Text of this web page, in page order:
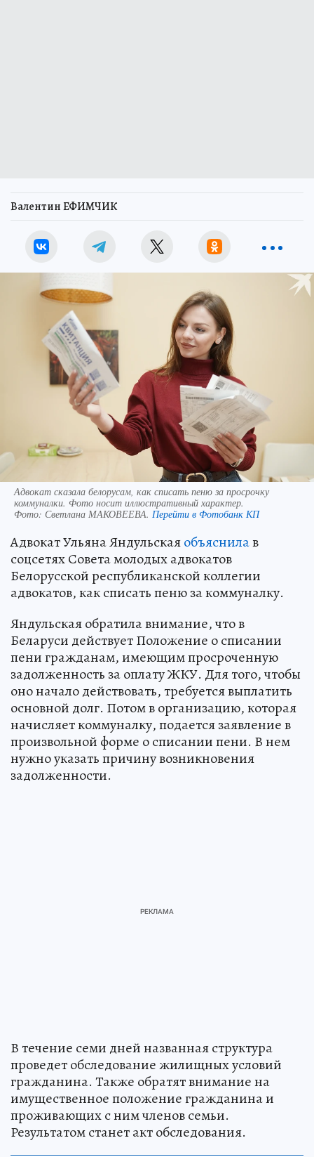
Валентин ЕФИМЧИК
Адвокат сказала белорусам, как списать пеню за просрочку
коммуналки. Фото носит иллюстративный характер.
Фото: Светлана МАКОВЕЕВА. Перейти в Фотобанк КП
Адвокат Ульяна Яндульскаяобъяснилав
соцсетях Совета молодых адвокатов
Белорусской республиканской коллегии
адвокатов, как списать пеню за коммуналку.
Яндульская обратила внимание, что в
Беларуси действует Положение о списании
пени гражданам, имеющим просроченную
задолженность за оплату ЖКУ. Для того, чтобы
оно начало действовать, требуется выплатить
основной долг. Потом в организацию, которая
начисляет коммуналку, подается заявление в
произвольной форме о списании пени. В нем
нужно указать причину возникновения
задолженности.
В течение семи дней названная структура
проведет обследование жилищных условий
гражданина. Также обратят внимание на
имущественное положение гражданина и
проживающих с ним членов семьи.
Результатом станет акт обследования.